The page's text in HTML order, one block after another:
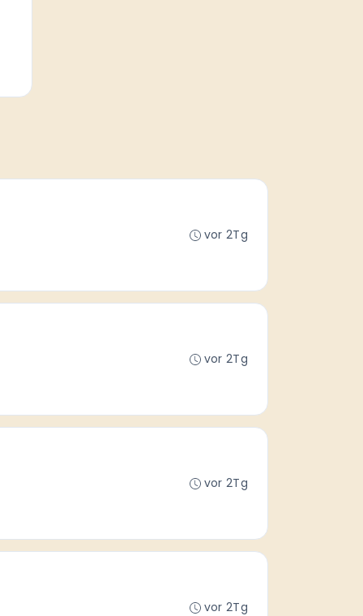
vor 2Tg
vor 2Tg
vor 2Tg
vor 2Tg